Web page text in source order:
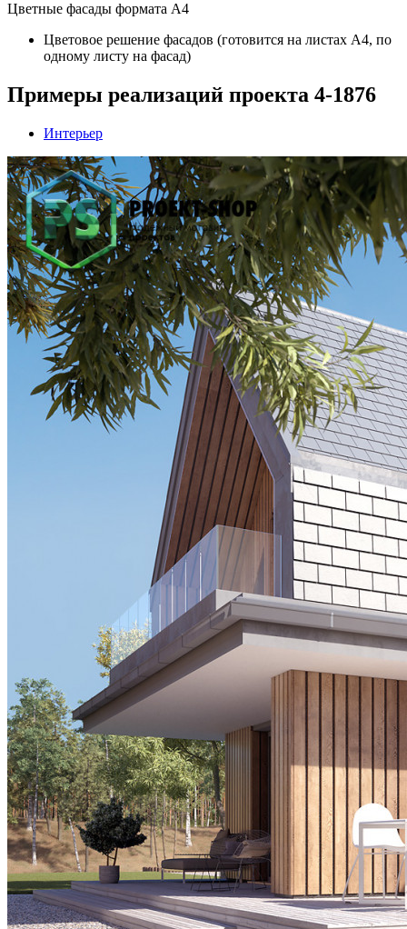
Цветные фасады формата А4
Цветовое решение фасадов (готовится на листах А4, по
одному листу на фасад)
Примеры реализаций проекта 4-1876
Интерьер